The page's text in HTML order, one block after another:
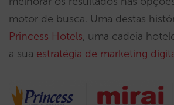
motor de busca. Uma destas
Princess Hotels, uma cadeia
a sua estratégia de marketing